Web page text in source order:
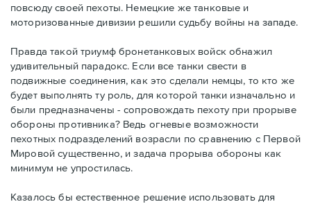
повсюду своей пехоты. Немецкие же танковые и
моторизованные дивизии решили судьбу войны на западе.
Правда такой триумф бронетанковых войск обнажил
удивительный парадокс. Если все танки свести в
подвижные соединения, как это сделали немцы, то кто же
будет выполнять ту роль, для которой танки изначально и
были предназначены - сопровождать пехоту при прорыве
обороны противника? Ведь огневые возможности
пехотных подразделений возрасли по сравнению с Первой
Мировой существенно, и задача прорыва обороны как
минимум не упростилась.
Казалось бы естественное решение использовать для